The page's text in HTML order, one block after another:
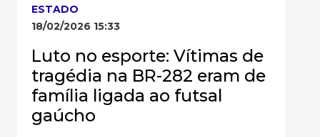
ESTADO
18/02/2026 15:33
Luto no esporte: Vítimas de
tragédia na BR-282 eram de
família ligada ao futsal
gaúcho